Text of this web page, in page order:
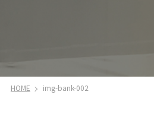
HOME img-bank-002